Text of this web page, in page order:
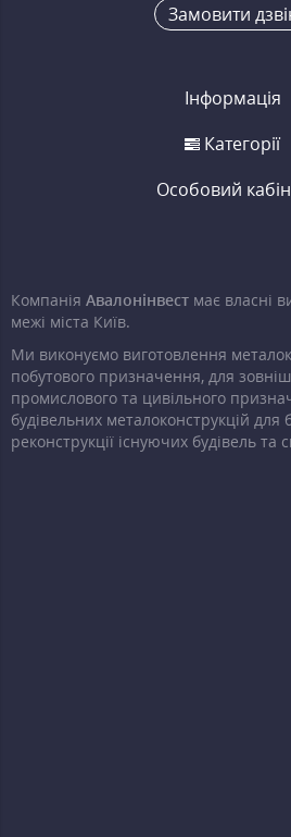
Замовити
Інформація
Категорії
Особовий
Компанія Авалонінвест має власні
межі міста Київ.
Ми виконуємо виготовлення
побутового призначення, для
промислового та цивільного
будівельних металоконструкцій для
реконструкції існуючих будівель та